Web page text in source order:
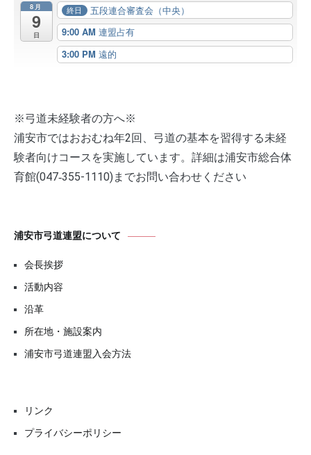
8月
9
日
終日
五段連合審査会（中央）
9:00 AM 連盟占有
3:00 PM 遠的
※弓道未経験者の方へ※
浦安市ではおおむね年2回、弓道の基本を習得する未経
験者向けコースを実施しています。詳細は浦安市総合体
育館(047‐355-1110)までお問い合わせください
浦安市弓道連盟について
会長挨拶
活動内容
沿革
所在地・施設案内
浦安市弓道連盟入会方法
リンク
プライバシーポリシー